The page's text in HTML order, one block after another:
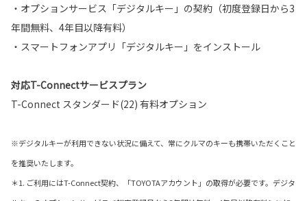
・オプションサービス「デジタルキー」の契約（初度登録日から3
年間無料、4年目以降有料）
・スマートフォンアプリ「デジタルキー」をインストール
対応T-Connectサービスプラン
T-Connect スタンダード(22) 有料オプション
※デジタルキーが利用できない状況に備えて、常にクルマのキーも携帯いただくこと
を推奨いたします。
＊1. ご利用にはT-Connect契約、「TOYOTAアカウント」の取得が必要です。デジタ